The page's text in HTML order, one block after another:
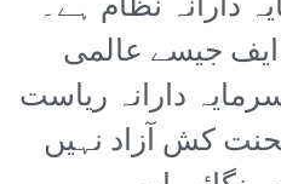
جیسے عالمی
دارانہ ریاست
کش آزاد نہیں